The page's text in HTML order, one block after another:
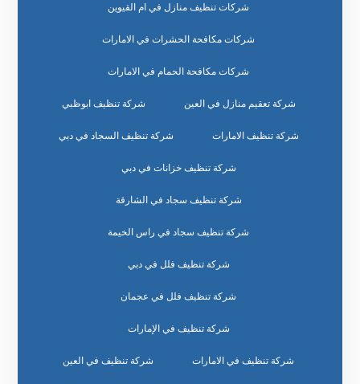
شركات تنظيف منازل في ام القيوين
شركات مكافحة الحشرات في الامارات
شركات مكافحة الحمام في الامارات
شركة تعقيم منازل في العين شركة تنظيف ابوظبي
شركة تنظيف الامارات شركة تنظيف السجاد في دبي
شركة تنظيف خزانات في دبي
شركة تنظيف سجاد في الشارقة
شركة تنظيف سجاد في راس الخيمة
شركة تنظيف فلل في دبي
شركة تنظيف فلل في عجمان
شركة تنظيف في الإمارات
شركة تنظيف في الامارات شركة تنظيف في العين